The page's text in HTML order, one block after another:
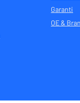
Garanti
OE &